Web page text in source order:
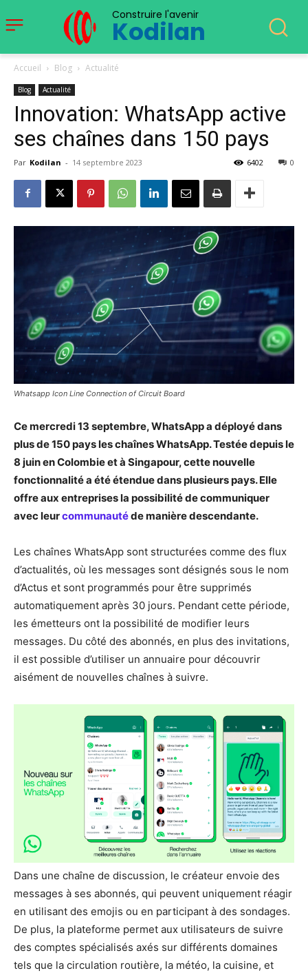
Construire l'avenir
Kodilan
Accueil Blog Actualité
Blog Actualité
Innovation: WhatsApp active
ses chaînes dans 150 pays
Par Kodilan - 14 septembre 2023 0
6402
Whatsapp Icon Line Connection of Circuit Board
Ce mercredi 13 septembre, WhatsApp a déployé dans
plus de 150 pays les chaînes WhatsApp. Testée depuis le
8 juin en Colombie et à Singapour, cette nouvelle
fonctionnalité a été étendue dans plusieurs pays. Elle
offre aux entreprises la possibilité de communiquer
avec leurcommunautéde manière descendante.
Les chaînes WhatsApp sont structurées comme des flux
d’actualités, où les messages sont désignés sous le nom
d’Actus et sont programmés pour être supprimés
automatiquement après 30 jours. Pendant cette période,
les émetteurs ont la possibilité de modifier leurs
messages. Du côté des abonnés, en plus des invitations,
il est possible d’utiliser un annuaire pour découvrir
aisément de nouvelles chaînes à suivre.
Dans une chaîne de discussion, le créateur envoie des
messages à ses abonnés, qui peuvent uniquement réagir
en utilisant des emojis ou en participant à des sondages.
De plus, la plateforme permet aux utilisateurs de suivre
des comptes spécialisés axés sur différents domaines
tels que la circulation routière, la météo, la cuisine, et